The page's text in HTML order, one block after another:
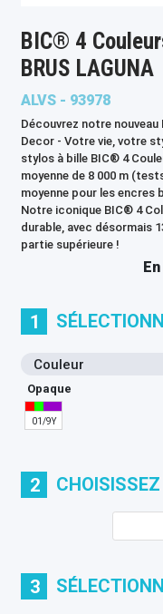
BIC® 4
BRUS LAGUNA
ALVS - 93978
Découvrez notre
Decor - Votre vie, votre
stylos à bille BIC® 4
moyenne de 8 000 m
moyenne pour les encres
Notre iconique BIC® 4
durable, avec désormais
partie supérieure !
1
Couleur
Opaque
01/9Y
2
3